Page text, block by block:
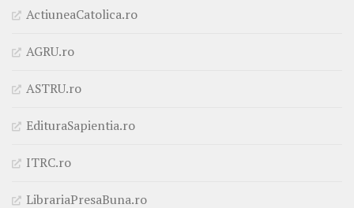
ActiuneaCatolica.ro
AGRU.ro
ASTRU.ro
EdituraSapientia.ro
ITRC.ro
LibrariaPresaBuna.ro